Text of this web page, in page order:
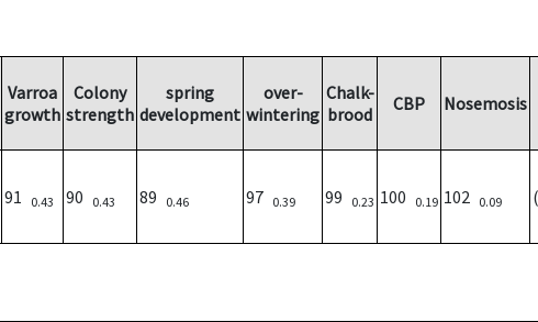
Varroa
growth
Colony
strength
spring
development
over-
wintering
Chalk-
brood
CBP Nosemosis
91 0.43 90 0.43 89 0.46 97 0.39 99 0.23 100 0.19 102 0.09